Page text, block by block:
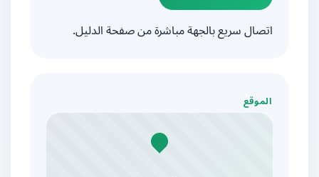
اتصال سريع بالجهة مباشرة من صفحة الدليل.
الموقع